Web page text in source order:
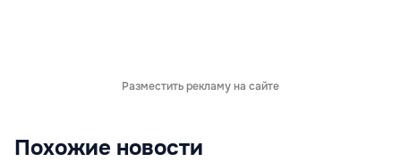
Разместить рекламу на сайте
Похожие новости